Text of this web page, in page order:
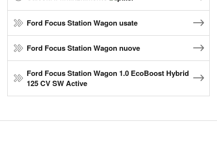
Ford Focus Station Wagon usate
Ford Focus Station Wagon nuove
Ford Focus Station Wagon 1.0 EcoBoost Hybrid
125 CV SW Active